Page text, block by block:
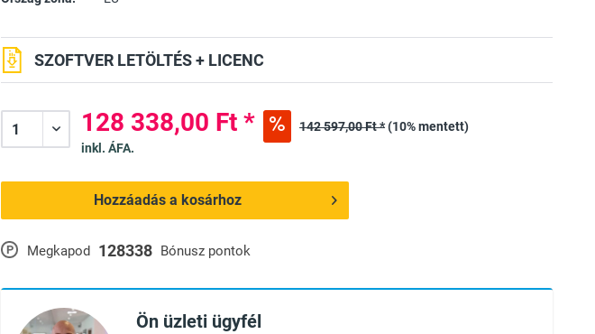
P Megkapod 128338 Bónusz pontok
SZOFTVER LETÖLTÉS + LICENC
128 338,00 Ft * 142 597,00 Ft *(10% mentett)
inkl. ÁFA.
Hozzáadás a kosárhoz
Ön üzleti ügyfél